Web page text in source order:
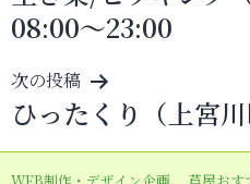
ナ
ビ
ゲ
ー
シ
08:00～23:00
次の投稿
ひったくり（上宮